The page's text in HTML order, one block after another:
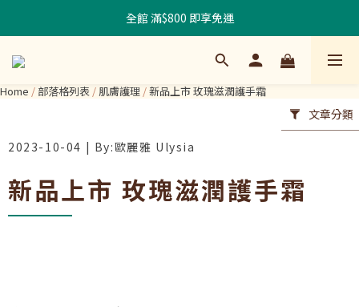
全館 滿$800 即享免運
Home / 部落格列表 / 肌膚護理 /新品上市 玫瑰滋潤護手霜
文章分類
新品上市 玫瑰滋潤護手霜
2023-10-04